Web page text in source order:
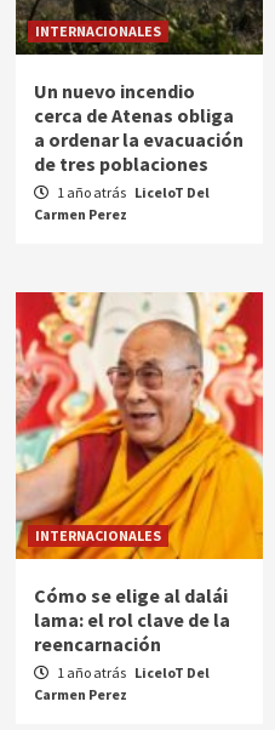
INTERNACIONALES
Un nuevo incendio
cerca de Atenas obliga
a ordenar la evacuación
de tres poblaciones
1 año atrás LiceloT Del
Carmen Perez
INTERNACIONALES
Cómo se elige al dalái
lama: el rol clave de la
reencarnación
1 año atrás LiceloT Del
Carmen Perez